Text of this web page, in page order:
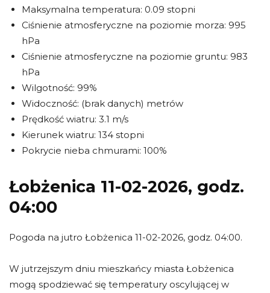
Maksymalna temperatura: 0.09 stopni
Ciśnienie atmosferyczne na poziomie morza: 995
hPa
Ciśnienie atmosferyczne na poziomie gruntu: 983
hPa
Wilgotność: 99%
Widoczność: (brak danych) metrów
Prędkość wiatru: 3.1 m/s
Kierunek wiatru: 134 stopni
Pokrycie nieba chmurami: 100%
Łobżenica 11-02-2026, godz.
04:00
Pogoda na jutro Łobżenica 11-02-2026, godz. 04:00.
W jutrzejszym dniu mieszkańcy miasta Łobżenica
mogą spodziewać się temperatury oscylującej w